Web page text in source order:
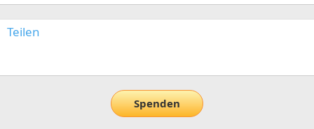
Teilen
Spenden